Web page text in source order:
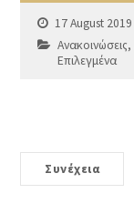
17 August 2019
Ανακοινώσεις,
Επιλεγμένα
Συνέχεια